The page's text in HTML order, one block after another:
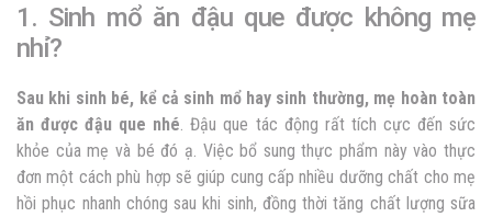
1. Sinh mổ ăn đậu que được không mẹ
nhỉ?
Sau khi sinh bé, kể cả sinh mổ hay sinh thường, mẹ hoàn toàn
ăn được đậu que nhé . Đậu que tác động rất tích cực đến sức
khỏe của mẹ và bé đó ạ. Việc bổ sung thực phẩm này vào thực
đơn một cách phù hợp sẽ giúp cung cấp nhiều dưỡng chất cho mẹ
hồi phục nhanh chóng sau khi sinh, đồng thời tăng chất lượng sữa